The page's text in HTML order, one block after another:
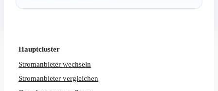
Hauptcluster
Stromanbieter wechseln
Stromanbieter vergleichen